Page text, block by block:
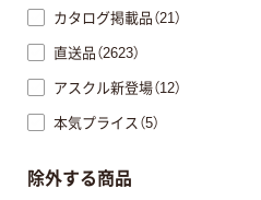
カタログ掲載品（21）
直送品（2623）
アスクル新登場（12）
本気プライス（5）
除外する商品